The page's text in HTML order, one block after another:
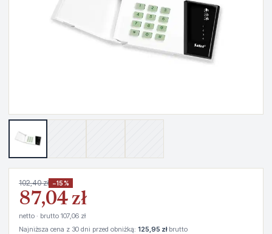
102,40 zł −15%
87,04 zł
netto · brutto 107,06 zł
Najniższa cena z 30 dni przed obniżką: 125,95 złbrutto